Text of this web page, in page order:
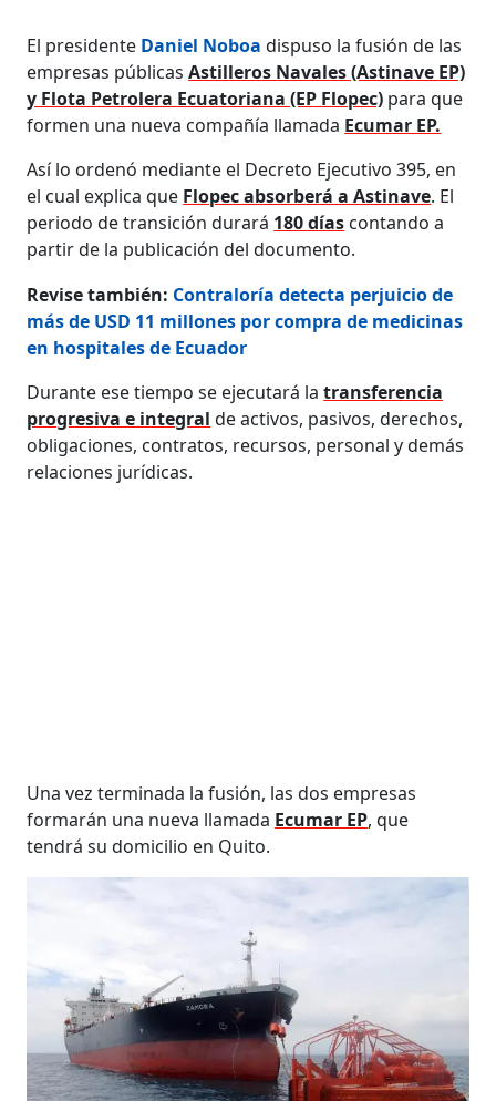
El presidente Daniel Noboa dispuso la fusión de las
empresas públicasAstilleros Navales (Astinave EP)
y Flota Petrolera Ecuatoriana (EP Flopec) para que
formen una nueva compañía llamada Ecumar EP.
Así lo ordenó mediante el Decreto Ejecutivo 395, en
el cual explica que Flopec absorberá a Astinave. El
periodo de transición durará 180 días contando a
partir de la publicación del documento.
Revise también: Contraloría detecta perjuicio de
más de USD 11 millones por compra de medicinas
en hospitales de Ecuador
Durante ese tiempo se ejecutará latransferencia
progresiva e integral de activos, pasivos, derechos,
obligaciones, contratos, recursos, personal y demás
relaciones jurídicas.
Una vez terminada la fusión, las dos empresas
formarán una nueva llamada Ecumar EP, que
tendrá su domicilio en Quito.